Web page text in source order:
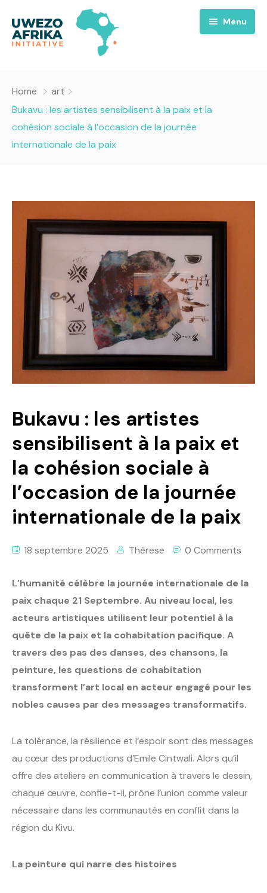
Menu
Nous
A propos
Projets
Success Story
Technologies
Entreprenariat
Emissions
Opportunités
Home
art
Bukavu : les artistes sensibilisent à la paix et la
cohésion sociale à l’occasion de la journée
internationale de la paix
Bukavu : les artistes
sensibilisent à la paix et
la cohésion sociale à
l’occasion de la journée
internationale de la paix
18 septembre 2025 Thèrese 0 Comments
L’humanité célèbre la journée internationale de la
paix chaque 21 Septembre. Au niveau local, les
acteurs artistiques utilisent leur potentiel à la
quête de la paix et la cohabitation pacifique. A
travers des pas des danses, des chansons, la
peinture, les questions de cohabitation
transforment l’art local en acteur engagé pour les
nobles causes par des messages transformatifs.
La tolérance, la résilience et l’espoir sont des messages
au cœur des productions d’Emile Cintwali. Alors qu’il
offre des ateliers en communication à travers le dessin,
chaque œuvre, confie-t-il, prône l’union comme valeur
nécessaire dans les communautés en conflit dans la
région du Kivu.
La peinture qui narre des histoires